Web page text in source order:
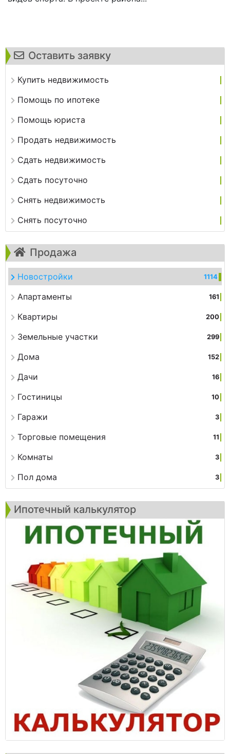
Оставить заявку
Купить недвижимость
Помощь по ипотеке
Помощь юриста
Продать недвижимость
Сдать недвижимость
Сдать посуточно
Снять недвижимость
Снять посуточно
Продажа
Новостройки 1114
Апартаменты 161
Квартиры 200
Земельные участки 299
Дома 152
Дачи 16
Гостиницы 10
Гаражи 3
Торговые помещения 11
Комнаты 3
Пол дома 3
Ипотечный калькулятор